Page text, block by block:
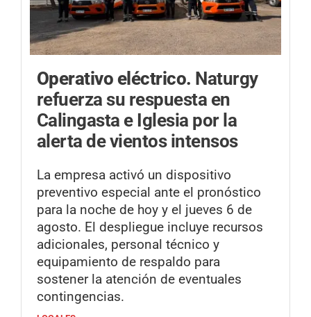
Operativo eléctrico. Naturgy
refuerza su respuesta en
Calingasta e Iglesia por la
alerta de vientos intensos
La empresa activó un dispositivo
preventivo especial ante el pronóstico
para la noche de hoy y el jueves 6 de
agosto. El despliegue incluye recursos
adicionales, personal técnico y
equipamiento de respaldo para
sostener la atención de eventuales
contingencias.